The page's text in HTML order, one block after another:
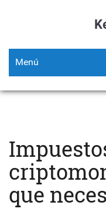
Menú
que